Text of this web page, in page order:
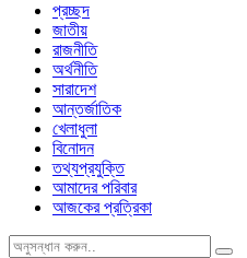
প্রচ্ছদ
জাতীয়
রাজনীতি
অর্থনীতি
সারাদেশ
আন্তর্জাতিক
খেলাধুলা
বিনোদন
তথ্যপ্রযুক্তি
আমাদের পরিবার
আজকের প্রত্রিকা